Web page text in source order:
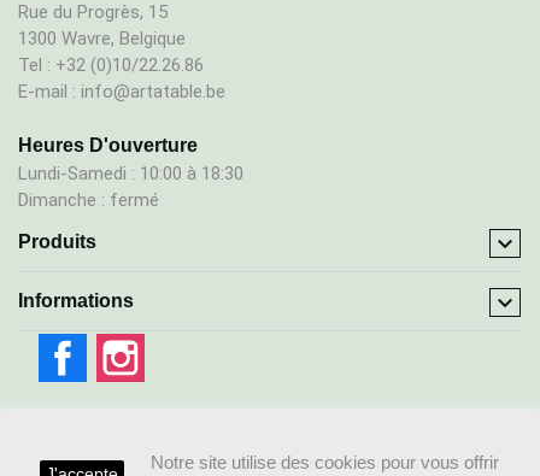
Rue du Progrès, 15
1300 Wavre, Belgique
Tel : +32 (0)10/22.26.86
E-mail : info@artatable.be
Heures D'ouverture
Lundi-Samedi : 10:00 à 18:30
Dimanche : fermé
Produits 
Informations 
Facebook
Notre site utilise des cookies pour vous offrir